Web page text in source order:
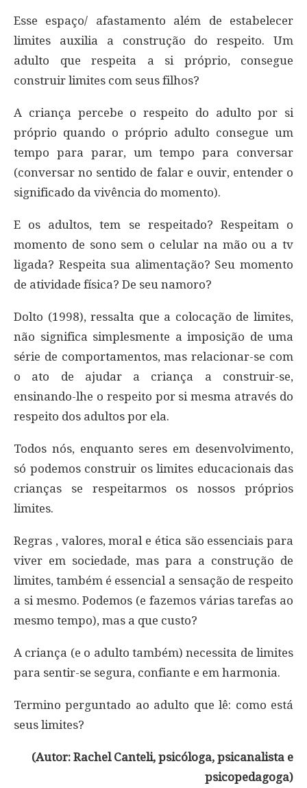
Esse espaço/ afastamento além de estabelecer
limites auxilia a construção do respeito. Um
adulto que respeita a si próprio, consegue
construir limites com seus filhos?
A criança percebe o respeito do adulto por si
próprio quando o próprio adulto consegue um
tempo para parar, um tempo para conversar
(conversar no sentido de falar e ouvir, entender o
significado da vivência do momento).
E os adultos, tem se respeitado? Respeitam o
momento de sono sem o celular na mão ou a tv
ligada? Respeita sua alimentação? Seu momento
de atividade física? De seu namoro?
Dolto (1998), ressalta que a colocação de limites,
não significa simplesmente a imposição de uma
série de comportamentos, mas relacionar-se com
o ato de ajudar a criança a construir-se,
ensinando-lhe o respeito por si mesma através do
respeito dos adultos por ela.
Todos nós, enquanto seres em desenvolvimento,
só podemos construir os limites educacionais das
crianças se respeitarmos os nossos próprios
limites.
Regras , valores, moral e ética são essenciais para
viver em sociedade, mas para a construção de
limites, também é essencial a sensação de respeito
a si mesmo. Podemos (e fazemos várias tarefas ao
mesmo tempo), mas a que custo?
A criança (e o adulto também) necessita de limites
para sentir-se segura, confiante e em harmonia.
Termino perguntado ao adulto que lê: como está
seus limites?
(Autor: Rachel Canteli, psicóloga, psicanalista e
psicopedagoga)